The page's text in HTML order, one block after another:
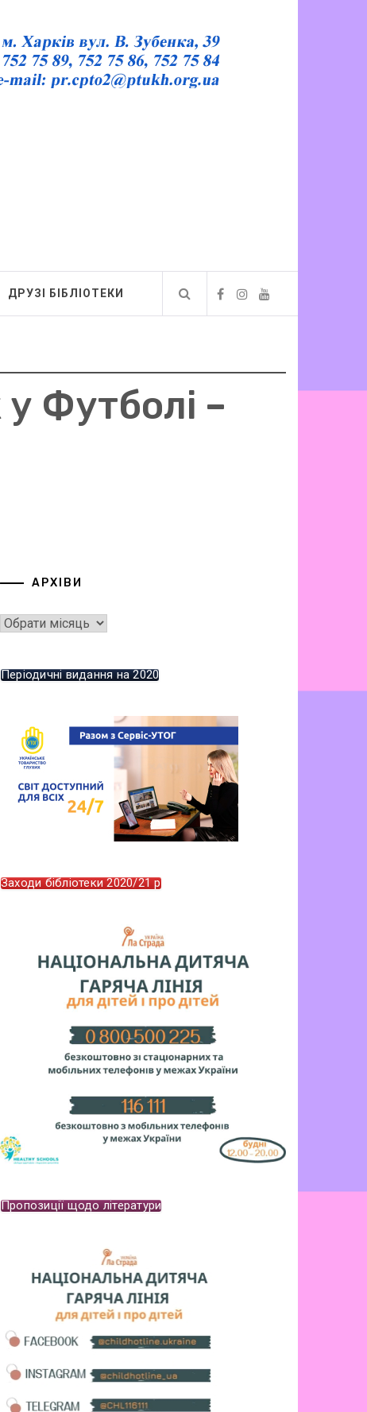
ДРУЗІ БІБЛІОТЕКИ
Футболі –
АРХІВИ
Періодичні видання на 2020
Заходи бібліотеки 2020/21 р
Пропозиції щодо літератури